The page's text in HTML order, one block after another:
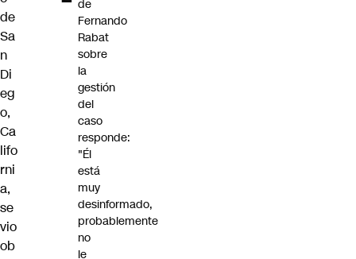
de
Sa
n
Di
eg
o,
Ca
lifo
rni
a,
se
vio
ob
de
Fernando
Rabat
sobre
la
gestión
del
caso
responde:
"Él
está
muy
desinformado,
probablemente
no
le